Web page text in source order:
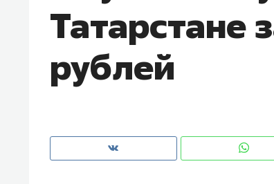
Татарстане
рублей